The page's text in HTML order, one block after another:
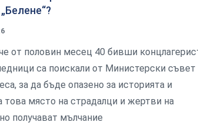
от половин месец 40 бивши
са поискали от Министерски съвет
за да бъде опазено за историята и
това място на страдалци и жертви на
получават мълчание